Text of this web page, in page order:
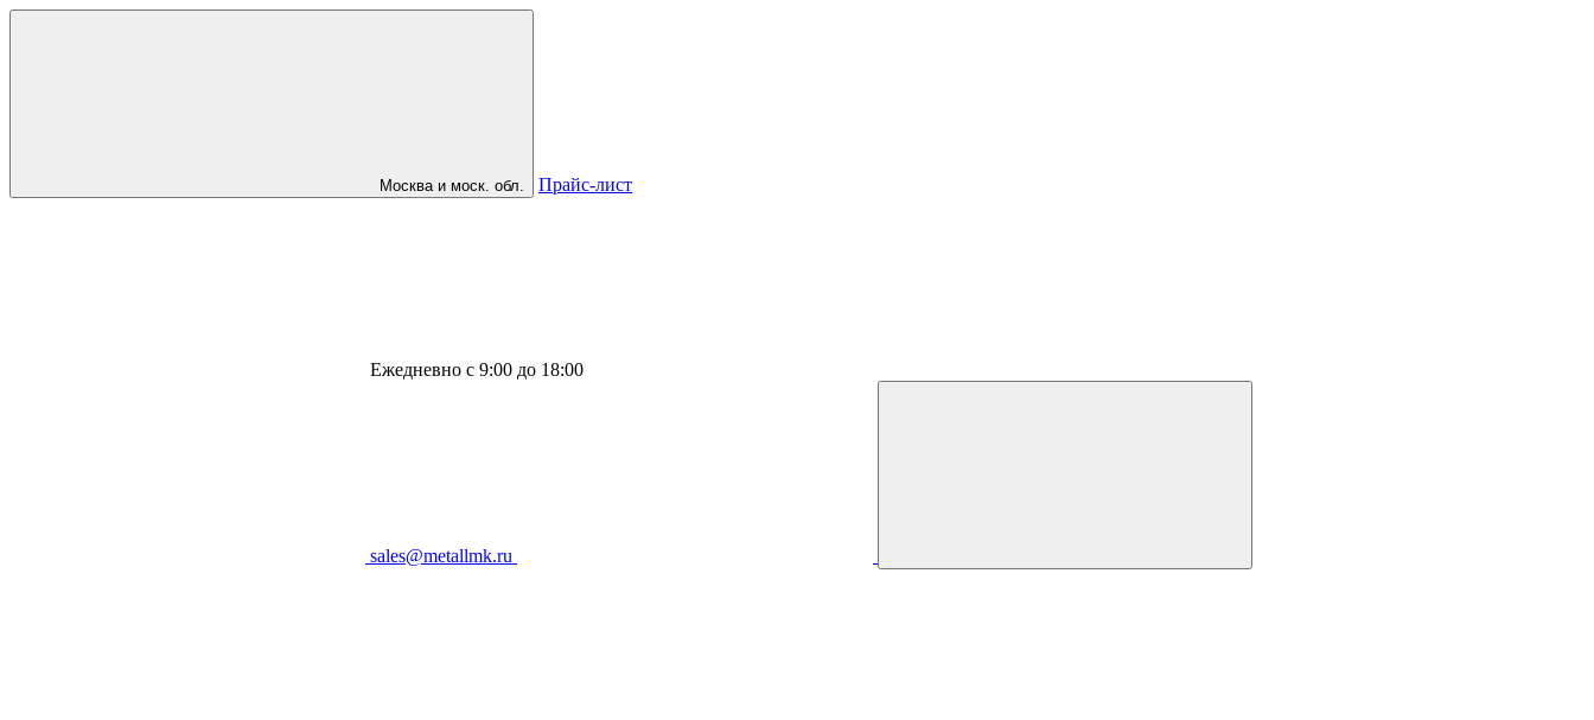
Москва и моск. обл. Прайс-лист
Ежедневно с 9:00 до 18:00
sales@metallmk.ru